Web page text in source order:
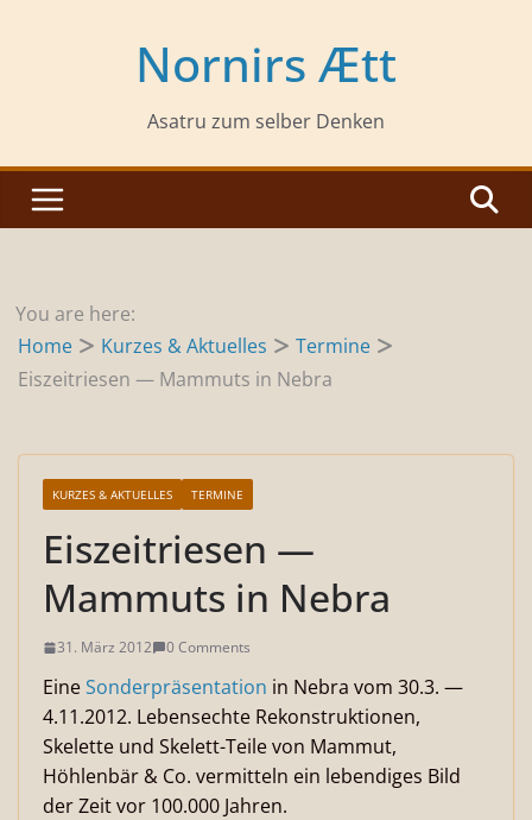
Nornirs Ætt
Asatru zum selber Denken
You are here:
Home
Kurzes & Aktuelles
Termine
Eiszeitriesen — Mammuts in Nebra
KURZES & AKTUELLES TERMINE
Eiszeitriesen —
Mammuts in Nebra
31. März 2012 0 Comments
EineSonderpräsentation in Nebra vom 30.3. —
4.11.2012. Lebensechte Rekonstruktionen,
Skelette und Skelett-Teile von Mammut,
Höhlenbär & Co. vermitteln ein lebendiges Bild
der Zeit vor 100.000 Jahren.